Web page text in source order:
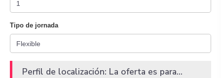
Tipo de jornada
Perfil de localización: La oferta es para...